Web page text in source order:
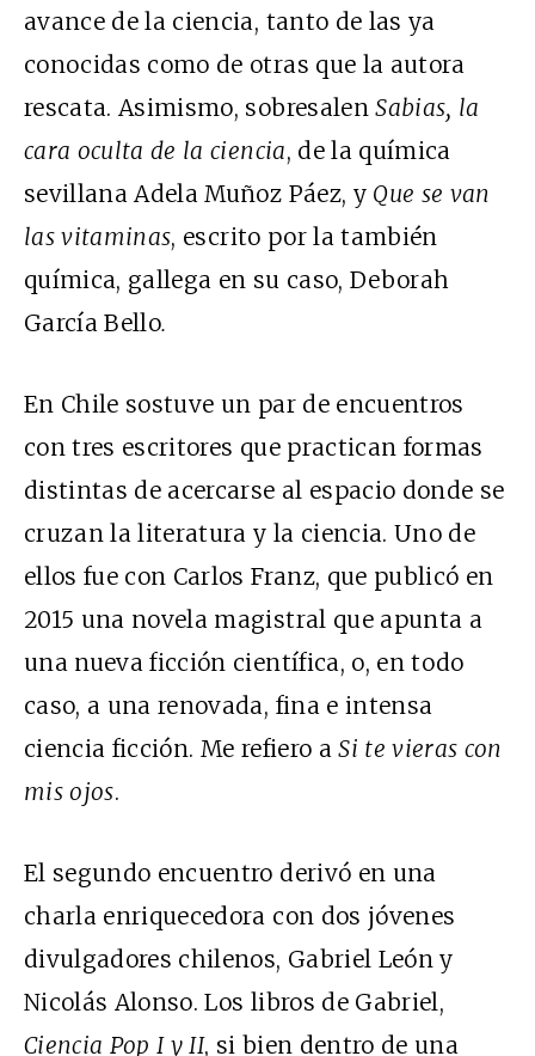
avance de la ciencia, tanto de las ya
conocidas como de otras que la autora
rescata. Asimismo, sobresalenSabias, la
cara oculta de la ciencia, de la química
sevillana Adela Muñoz Páez, y Que se van
las vitaminas, escrito por la también
química, gallega en su caso, Deborah
García Bello.
En Chile sostuve un par de encuentros
con tres escritores que practican formas
distintas de acercarse al espacio donde se
cruzan la literatura y la ciencia. Uno de
ellos fue con Carlos Franz, que publicó en
2015 una novela magistral que apunta a
una nueva ficción científica, o, en todo
caso, a una renovada, fina e intensa
ciencia ficción. Me refiero aSi te vieras con
mis ojos.
El segundo encuentro derivó en una
charla enriquecedora con dos jóvenes
divulgadores chilenos, Gabriel León y
Nicolás Alonso. Los libros de Gabriel,
Ciencia Pop Iy II, si bien dentro de una